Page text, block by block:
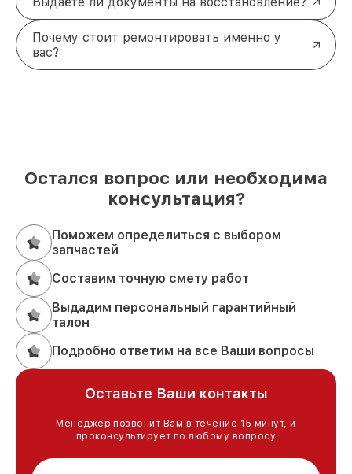
Почему стоит ремонтировать именно у
вас?
Остался вопрос или необходима
консультация?
Поможем определиться с выбором
запчастей
Составим точную смету работ
Выдадим персональный гарантийный
талон
Подробно ответим на все Ваши вопросы
Оставьте Ваши контакты
Менеджер позвонит Вам в течение 15 минут, и
проконсультирует по любому вопросу